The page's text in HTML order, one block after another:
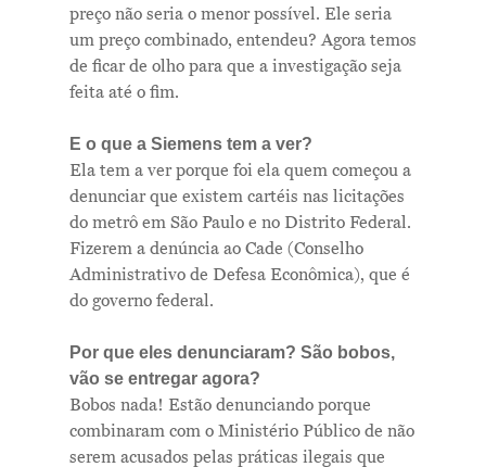
preço não seria o menor possível. Ele seria
um preço combinado, entendeu? Agora temos
de ficar de olho para que a investigação seja
feita até o fim.
E o que a Siemens tem a ver?
Ela tem a ver porque foi ela quem começou a
denunciar que existem cartéis nas licitações
do metrô em São Paulo e no Distrito Federal.
Fizerem a denúncia ao Cade (Conselho
Administrativo de Defesa Econômica), que é
do governo federal.
Por que eles denunciaram? São bobos,
vão se entregar agora?
Bobos nada! Estão denunciando porque
combinaram com o Ministério Público de não
serem acusados pelas práticas ilegais que
Me Explica ?